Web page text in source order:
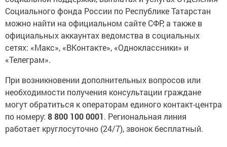
Социального фонда России по Республике Татарстан
можно найти на официальном сайте СФР, а также в
официальных аккаунтах ведомства в социальных
сетях: «Макс», «ВКонтакте», «Одноклассники» и
«Телеграм».
При возникновении дополнительных вопросов или
необходимости получения консультации граждане
могут обратиться к операторам единого контакт-центра
по номеру: 8 800 100 0001. Региональная линия
работает круглосуточно (24/7), звонок бесплатный.